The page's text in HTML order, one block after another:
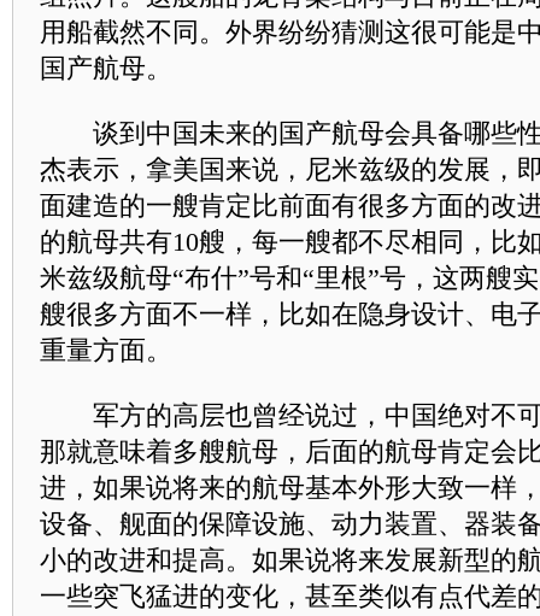
用船截然不同。外界纷纷猜测这很可能是
国产航母。
谈到中国未来的国产航母会具备哪些
杰表示，拿美国来说，尼米兹级的发展，
面建造的一艘肯定比前面有很多方面的改
的航母共有10艘，每一艘都不尽相同，比
米兹级航母“布什”号和“里根”号，这两艘
艘很多方面不一样，比如在隐身设计、电
重量方面。
军方的高层也曾经说过，中国绝对不
那就意味着多艘航母，后面的航母肯定会
进，如果说将来的航母基本外形大致一样
设备、舰面的保障设施、动力装置、器装
小的改进和提高。如果说将来发展新型的
一些突飞猛进的变化，甚至类似有点代差